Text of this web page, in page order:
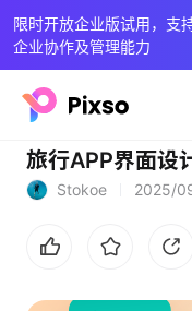
限时开放企业版试用，支
企业协作及管理能力
旅行APP界面设
Stokoe 2025/